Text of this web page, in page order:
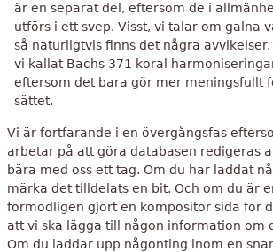
är en separat del, eftersom de i
utförs i ett svep. Visst, vi talar om galna
så naturligtvis finns det några
vi kallat Bachs 371 koral
eftersom det bara gör mer meningsfullt
sättet.
Vi är fortfarande i en övergångsfas
arbetar på att göra databasen redigeras
bära med oss ​​ett tag. Om du har laddat
märka det tilldelats en bit. Och om du är
förmodligen gjort en kompositör sida för
att vi ska lägga till någon information om
Om du laddar upp någonting inom en